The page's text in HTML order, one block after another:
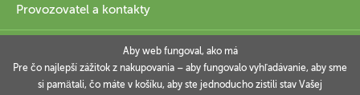
Provozovatel a kontakty
Aby web fungoval, ako má
Pre čo najlepší zážitok z nakupovania – aby fungovalo vyhľadávanie, aby sme
si pamätali, čo máte v košíku, aby ste jednoducho zistili stav Vašej